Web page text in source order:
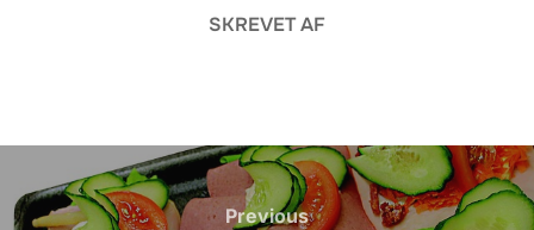
SKREVET AF
Indlægsnavigation
Previous
Previous